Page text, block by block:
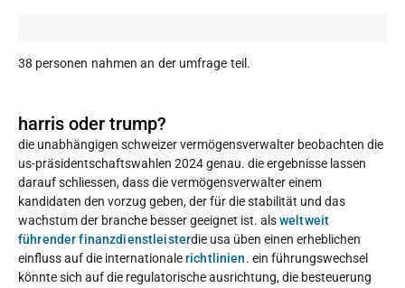
38 personen nahmen an der umfrage teil.
harris oder trump?
die unabhängigen schweizer vermögensverwalter beobachten die
us-präsidentschaftswahlen 2024 genau. die ergebnisse lassen
darauf schliessen, dass die vermögensverwalter einem
kandidaten den vorzug geben, der für die stabilität und das
wachstum der branche besser geeignet ist. alsweltweit
führender finanzdienstleisterdie usa üben einen erheblichen
einfluss auf die internationalerichtlinien. ein führungswechsel
könnte sich auf die regulatorische ausrichtung, die besteuerung